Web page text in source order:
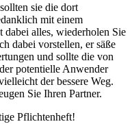
sie die dort
mit einem
dabei alles, wiederholen Sie
dabei vorstellen, er säße
und sollte die von
potentielle Anwender
der bessere Weg.
Sie Ihren Partner.
Pflichtenheft!